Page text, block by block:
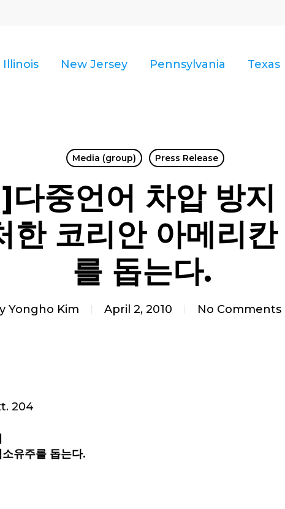
Illinois New Jersey Pennsylvania Texas
Media (group) Press Release
다중언어 차압 방
한 코리안 아메리
를 돕는다.
Yongho Kim April 2, 2010 No Comments
204
유주를 돕는다.